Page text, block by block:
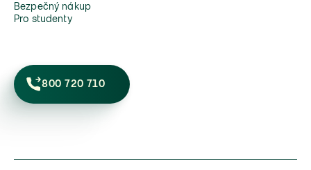
Bezpečný nákup
Pro studenty
800 720 710